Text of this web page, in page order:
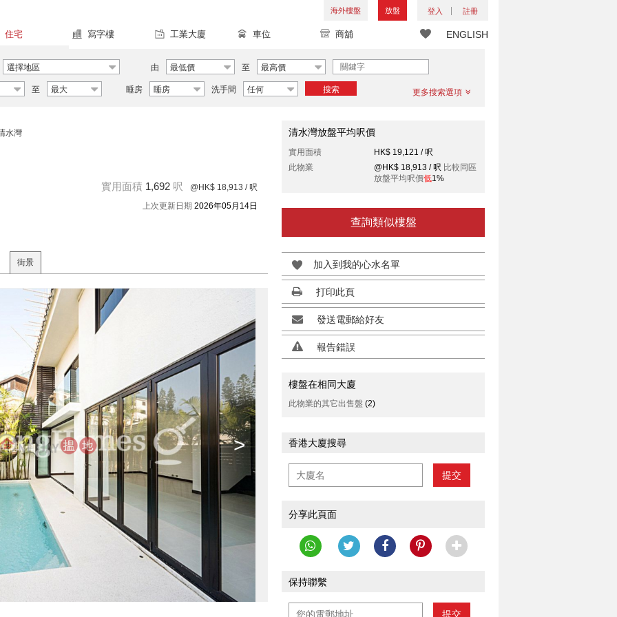
海外樓盤 放盤 登入 註冊
ENGLISH
住宅 寫字樓 工業大廈 車位 商舖
選擇地區 由 最低價 至 最高價
至 最大 睡房 睡房 洗手間 任何 搜索 更多搜索選項
水灣
實用面積 1,692 呎 @HK$ 18,913 / 呎
上次更新日期 2026年05月14日
街景
>
清水灣放盤平均呎價
實用面積
HK$ 19,121 / 呎
此物業
@HK$ 18,913 / 呎 比較同區
放盤平均呎價低1%
查詢類似樓盤
加入到我的心水名單
打印此頁
發送電郵給好友
報告錯誤
樓盤在相同大廈
此物業的其它出售盤 (2)
香港大廈搜尋
提交
分享此頁面
保持聯繫
提交